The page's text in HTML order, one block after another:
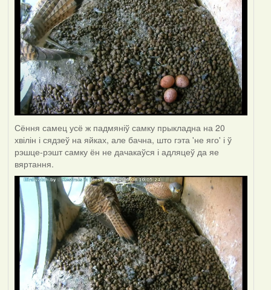
Сёння самец усё ж падмяніў самку прыкладна на 20
хвілін і сядзеў на яйках, але бачна, што гэта 'не яго' і ў
рэшце-рэшт самку ён не дачакаўся і адляцеў да яе
вяртання.